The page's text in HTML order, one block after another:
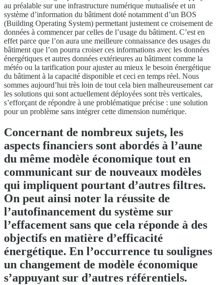
au préalable sur une infrastructure numérique mutualisée et un
système d’information du bâtiment doté notamment d’un BOS
(Building Operating System) permettant justement ce croisement de
données à commencer par celles de l’usage du bâtiment. C’est en
effet parce que l’on aura une meilleure connaissance des usages du
bâtiment que l’on pourra croiser ces informations avec les données
énergétiques et autres données extérieures au bâtiment comme la
météo ou la tarification pour ajuster au mieux le besoin énergétique
du bâtiment à la capacité disponible et ceci en temps réel. Nous
sommes aujourd’hui très loin de tout cela bien malheureusement car
les solutions qui sont actuellement déployées sont très verticales,
s’efforçant de répondre à une problématique précise : une solution
pour un problème sans intégrer cette dimension numérique.
Concernant de nombreux sujets, les
aspects financiers sont abordés à l’aune
du même modèle économique tout en
communicant sur de nouveaux modèles
qui impliquent pourtant d’autres filtres.
On peut ainsi noter la réussite de
l’autofinancement du système sur
l’effacement sans que cela réponde à des
objectifs en matière d’efficacité
énergétique. En l’occurrence tu soulignes
un changement de modèle économique
s’appuyant sur d’autres référentiels.